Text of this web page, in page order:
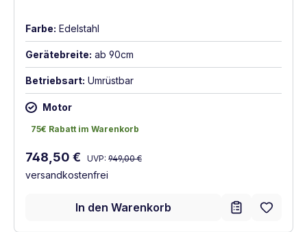
Farbe: Edelstahl
Gerätebreite: ab 90cm
Betriebsart: Umrüstbar
Motor
75€ Rabatt im Warenkorb
75€ Rabatt im Warenkorb
Verkaufspreis:
748,50 € Regulärer Preis:
UVP: 949,00 €
versandkostenfrei
In den Warenkorb